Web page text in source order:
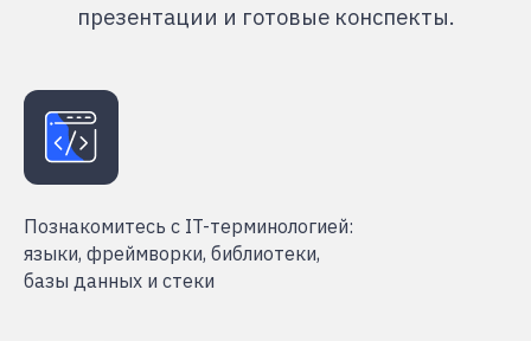
Познакомитесь с IT-терминологией:
языки, фреймворки, библиотеки,
базы данных и стеки